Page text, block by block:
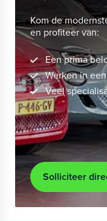
Kom de
en profiteer van:
Een prima
Werken in
Veel
Solliciteer